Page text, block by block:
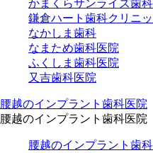
かまくらサンライズ歯科
鎌倉ハート歯科クリニ
なかしま歯科
なまため歯科医院
ふくしま歯科医院
又吉歯科医院
腰越のインプラント歯科医院
腰越のインプラント歯科医院
腰越のインプラント歯